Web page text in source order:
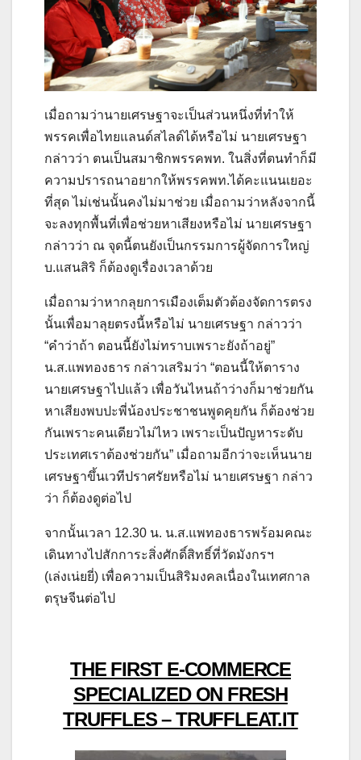
เมื่อถามว่านายเศรษฐาจะเป็นส่วนหนึ่งที่ทำให้
พรรคเพื่อไทยแลนด์สไลด์ได้หรือไม่ นายเศรษฐา
กล่าวว่า ตนเป็นสมาชิกพรรคพท. ในสิ่งที่ตนทำก็มี
ความปรารถนาอยากให้พรรคพท.ได้คะแนนเยอะ
ที่สุด ไม่เช่นนั้นคงไม่มาช่วย เมื่อถามว่าหลังจากนี้
จะลงทุกพื้นที่เพื่อช่วยหาเสียงหรือไม่ นายเศรษฐา
กล่าวว่า ณ จุดนี้ตนยังเป็นกรรมการผู้จัดการใหญ่
บ.แสนสิริ ก็ต้องดูเรื่องเวลาด้วย
เมื่อถามว่าหากลุยการเมืองเต็มตัวต้องจัดการตรง
นั้นเพื่อมาลุยตรงนี้หรือไม่ นายเศรษฐา กล่าวว่า
“คำว่าถ้า ตอนนี้ยังไม่ทราบเพราะยังถ้าอยู่”
น.ส.แพทองธาร กล่าวเสริมว่า “ตอนนี้ให้ตาราง
นายเศรษฐาไปแล้ว เพื่อวันไหนถ้าว่างก็มาช่วยกัน
หาเสียงพบปะพี่น้องประชาชนพูดคุยกัน ก็ต้องช่วย
กันเพราะคนเดียวไม่ไหว เพราะเป็นปัญหาระดับ
ประเทศเราต้องช่วยกัน” เมื่อถามอีกว่าจะเห็นนาย
เศรษฐาขึ้นเวทีปราศรัยหรือไม่ นายเศรษฐา กล่าว
ว่า ก็ต้องดูต่อไป
จากนั้นเวลา 12.30 น. น.ส.แพทองธารพร้อมคณะ
เดินทางไปสักการะสิ่งศักดิ์สิทธิ์ที่วัดมังกรฯ
(เล่งเน่ยยี่) เพื่อความเป็นสิริมงคลเนื่องในเทศกาล
ตรุษจีนต่อไป
THE FIRST E-COMMERCE
SPECIALIZED ON FRESH
TRUFFLES – TRUFFLEAT.IT